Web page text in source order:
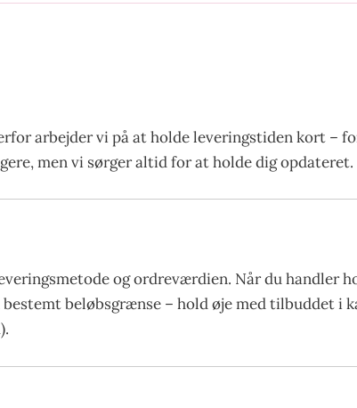
arbejder vi på at holde leveringstiden kort –
men vi sørger altid for at holde dig opdateret.
og ordreværdien. Når du handler
beløbsgrænse – hold øje med tilbuddet i